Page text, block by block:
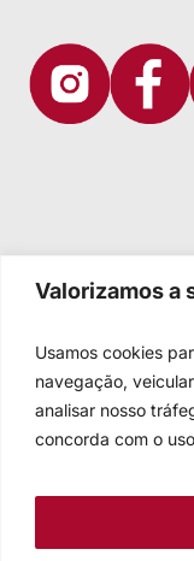
Valorizamos a
Usamos cookies
navegação,
analisar nosso
concorda com o
Igreja
Sede nacional: Rua